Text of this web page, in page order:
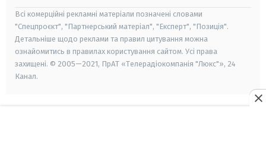
Всі комерційні рекламні матеріали позначені словами
"Спецпроєкт", "Партнерський матеріал", "Експерт", "Позиція".
Детальніше щодо реклами та правил цитування можна
ознайомитись в правилах користування сайтом. Усі права
захищені. © 2005—2021, ПрАТ «Телерадіокомпанія "Люкс"», 24
Канал.